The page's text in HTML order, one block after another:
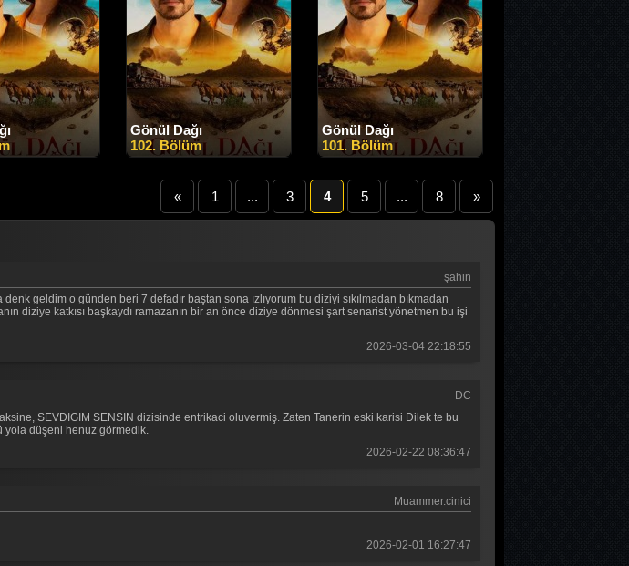
Gönül Dağı
102. Bölüm
Gönül Dağı
101. Bölüm
« 1 ... 3 4 5 ... 8 »
şahin
geldim o günden beri 7 defadır baştan sona ızlıyorum bu diziyi sıkılmadan bıkmadan
diziye katkısı başkaydı ramazanın bir an önce diziye dönmesi şart senarist yönetmen bu işi
2026-03-04 22:18:55
DC
SEVDIGIM SENSIN dizisinde entrikaci oluvermiş. Zaten Tanerin eski karisi Dilek te bu
yola düşeni henuz görmedik.
2026-02-22 08:36:47
Muammer.cinici
2026-02-01 16:27:47